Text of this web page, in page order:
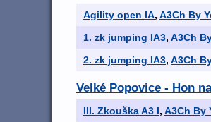
Agility open IA, A3Ch By
1. zk jumping IA3, A3Ch
2. zk jumping IA3, A3Ch
Velké Popovice - Hon
III. Zkouška A3 I, A3Ch By